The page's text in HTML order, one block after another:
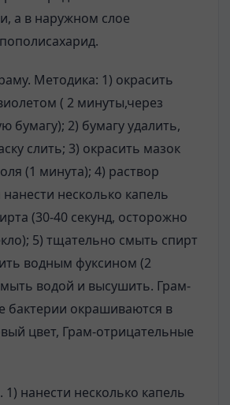
а в наружном слое
Методика: 1) окрасить
( 2 минуты,через
бумагу); 2) бумагу удалить,
слить; 3) окрасить мазок
(1 минута); 4) раствор
несколько капель
(30-40 секунд, осторожно
5) тщательно смыть спирт
водным фуксином (2
водой и высушить. Грам-
бактерии окрашиваются в
цвет, Грам-отрицательные
нанести несколько капель